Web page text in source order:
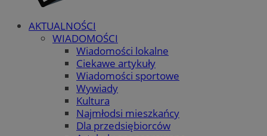
AKTUALNOŚCI
WIADOMOŚCI
Wiadomości lokalne
Ciekawe artykuły
Wiadomości sportowe
Wywiady
Kultura
Najmłodsi mieszkańcy
Dla przedsiębiorców